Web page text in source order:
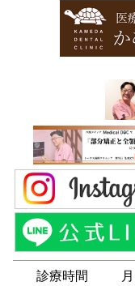
診療時間 月